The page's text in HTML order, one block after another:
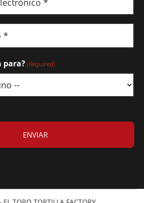
para?(Required)